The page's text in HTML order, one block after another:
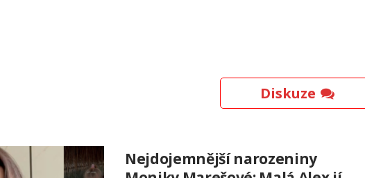
Diskuze
Nejdojemnější narozeniny